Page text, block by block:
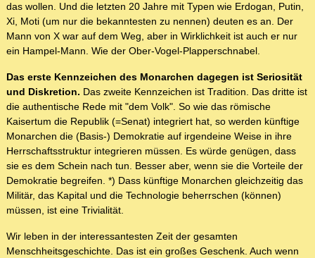
das wollen. Und die letzten 20 Jahre mit Typen wie Erdogan, Putin,
Xi, Moti (um nur die bekanntesten zu nennen) deuten es an. Der
Mann von X war auf dem Weg, aber in Wirklichkeit ist auch er nur
ein Hampel-Mann. Wie der Ober-Vogel-Plapperschnabel.
Das erste Kennzeichen des Monarchen dagegen ist Seriosität
und Diskretion. Das zweite Kennzeichen ist Tradition. Das dritte ist
die authentische Rede mit "dem Volk". So wie das römische
Kaisertum die Republik (=Senat) integriert hat, so werden künftige
Monarchen die (Basis-) Demokratie auf irgendeine Weise in ihre
Herrschaftsstruktur integrieren müssen. Es würde genügen, dass
sie es dem Schein nach tun. Besser aber, wenn sie die Vorteile der
Demokratie begreifen. *) Dass künftige Monarchen gleichzeitig das
Militär, das Kapital und die Technologie beherrschen (können)
müssen, ist eine Trivialität.
Wir leben in der interessantesten Zeit der gesamten
Menschheitsgeschichte. Das ist ein großes Geschenk. Auch wenn